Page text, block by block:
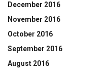
December 2016
November 2016
October 2016
September 2016
August 2016